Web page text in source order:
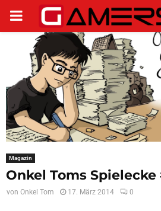
PRIMARY
MENU
Magazin
Onkel Toms Spielecke
von Onkel Tom 17. März 2014 0